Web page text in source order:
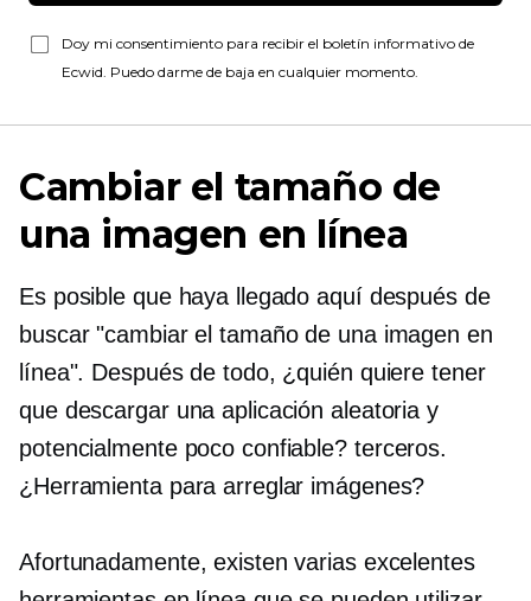
Doy mi consentimiento para recibir el boletín informativo de
Ecwid. Puedo darme de baja en cualquier momento.
Cambiar el tamaño de
una imagen en línea
Es posible que haya llegado aquí después de
buscar "cambiar el tamaño de una imagen en
línea". Después de todo, ¿quién quiere tener
que descargar una aplicación aleatoria y
potencialmente poco confiable? terceros.
¿Herramienta para arreglar imágenes?
Afortunadamente, existen varias excelentes